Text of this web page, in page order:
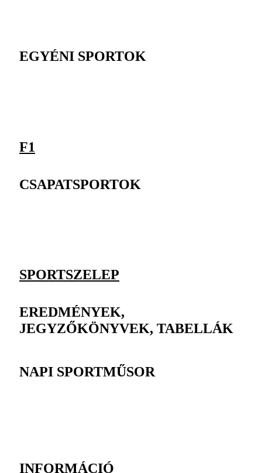
EGYÉNI SPORTOK
F1
CSAPATSPORTOK
SPORTSZELEP
EREDMÉNYEK,
JEGYZŐKÖNYVEK, TABELLÁK
NAPI SPORTMŰSOR
INFORMÁCIÓ